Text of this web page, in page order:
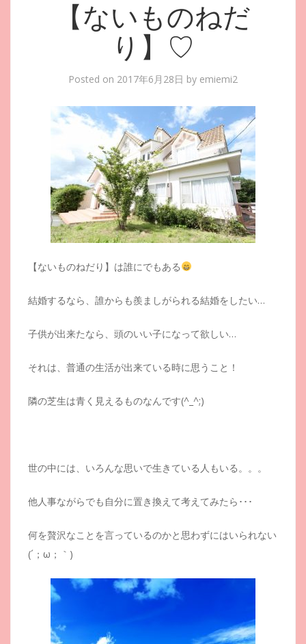
【ないものねだ
り】♡
Posted on 2017年6月28日 by emiemi2
【ないものねだり】は誰にでもある
結婚するなら、誰からも羨ましがられる結婚をしたい…
子供が出来たなら、頭のいい子になって欲しい…
それは、普通の生活が出来ている時に思うこと！
隣の芝生は青く見えるものなんです(^_^;)
世の中には、いろんな思いで生きている人もいる。。。
他人事ながらでも自分に置き換えて考えてみたら･･･
何を贅沢なことを言っているのかと思わずにはいられない
(´；ω；｀)